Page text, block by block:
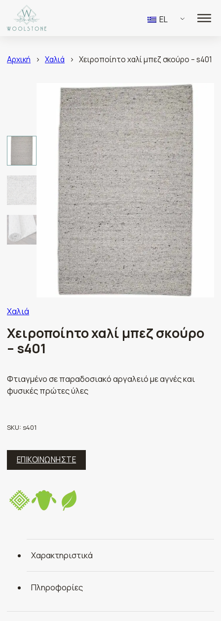
EL
Αρχική > Χαλιά > Χειροποίητο χαλί μπεζ σκούρο – s401
Χαλιά
Χειροποίητο χαλί μπεζ σκούρο
– s401
Φτιαγμένο σε παραδοσιακό αργαλειό με αγνές και
φυσικές πρώτες ύλες
SKU:s401
ΕΠΙΚΟΙΝΩΝΗΣΤΕ
Χαρακτηριστικά
Πληροφορίες